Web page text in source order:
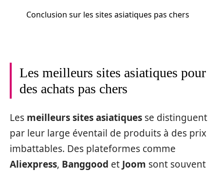
Conclusion sur les sites asiatiques pas chers
Les meilleurs sites asiatiques pour
des achats pas chers
Les meilleurs sites asiatiques se distinguent
par leur large éventail de produits à des prix
imbattables. Des plateformes comme
Aliexpress, Banggood et Joom sont souvent